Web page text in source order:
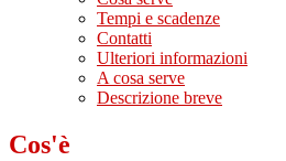
Tempi e scadenze
Contatti
Ulteriori informazioni
A cosa serve
Descrizione breve
Cos'è